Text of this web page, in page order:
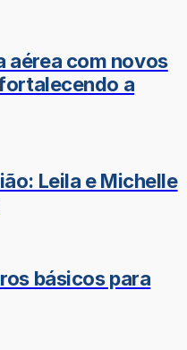
aérea com novos
a
Leila e Michelle
básicos para